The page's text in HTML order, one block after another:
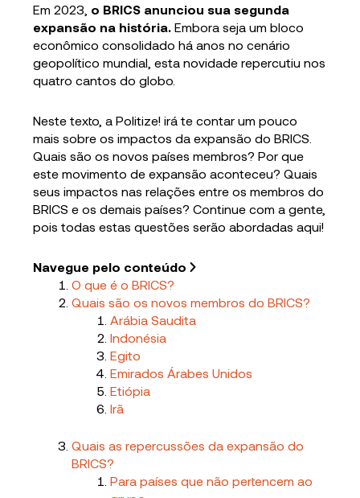
Em 2023, o BRICS anunciou sua segunda
expansão na história. Embora seja um bloco
econômico consolidado há anos no cenário
geopolítico mundial, esta novidade repercutiu nos
quatro cantos do globo.
Neste texto, a Politize! irá te contar um pouco
mais sobre os impactos da expansão do BRICS.
Quais são os novos países membros? Por que
este movimento de expansão aconteceu? Quais
seus impactos nas relações entre os membros do
BRICS e os demais países? Continue com a gente,
pois todas estas questões serão abordadas aqui!
Navegue pelo conteúdo
O que é o BRICS?
Quais são os novos membros do BRICS?
Arábia Saudita
Indonésia
Egito
Emirados Árabes Unidos
Etiópia
Irã
Quais as repercussões da expansão do
BRICS?
Para países que não pertencem ao